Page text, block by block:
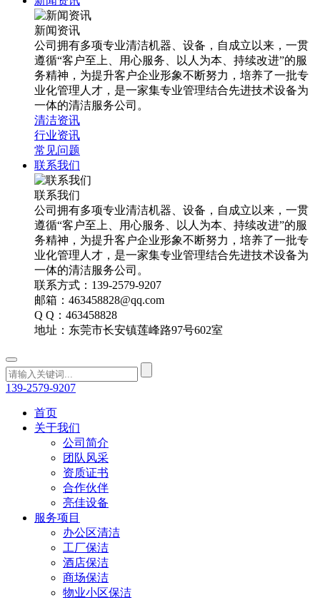
新闻资讯
公司拥有多项专业清洁机器、设备，自成立以来，一贯
遵循“客户至上、用心服务、以人为本、持续改进”的服
务精神，为提升客户企业形象不断努力，培养了一批专
业化管理人才，是一家集专业管理结合先进技术设备为
一体的清洁服务公司。
清洁资讯
行业资讯
常见问题
联系我们
联系我们
公司拥有多项专业清洁机器、设备，自成立以来，一贯
遵循“客户至上、用心服务、以人为本、持续改进”的服
务精神，为提升客户企业形象不断努力，培养了一批专
业化管理人才，是一家集专业管理结合先进技术设备为
一体的清洁服务公司。
联系方式：139-2579-9207
邮箱：463458828@qq.com
Q Q：463458828
地址：东莞市长安镇莲峰路97号602室
139-2579-9207
首页
关于我们
公司简介
团队风采
资质证书
合作伙伴
亮佳设备
服务项目
办公区清洁
工厂保洁
酒店保洁
商场保洁
物业小区保洁